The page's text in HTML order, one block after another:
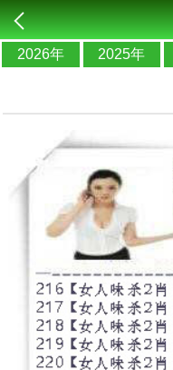
2026年 2025年